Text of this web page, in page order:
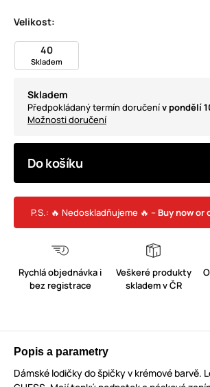
Velikost:
40
Skladem
Skladem
Předpokládaný termín doručenív pondělí
Možnosti doručení
Do košíku
P.S.: 🔥 Nedoskladňujeme 🔥 – Buy now or
Rychlá objednávka i
bez registrace
Veškeré produkty
skladem v ČR
Popis a parametry
Dámské lodičky do špičky v krémové barvě.